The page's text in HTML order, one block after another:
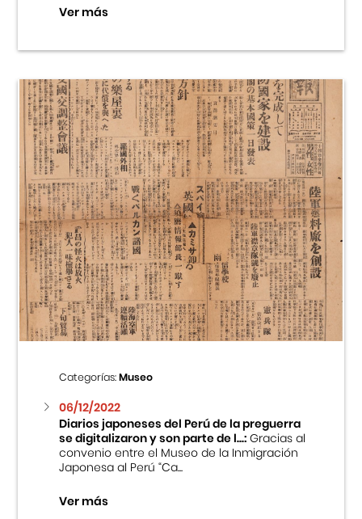
Ver más
Categorías:Museo
06/12/2022
Diarios japoneses del Perú de la preguerra
se digitalizaron y son parte de l...:Gracias al
convenio entre el Museo de la Inmigración
Japonesa al Perú “Ca...
Ver más